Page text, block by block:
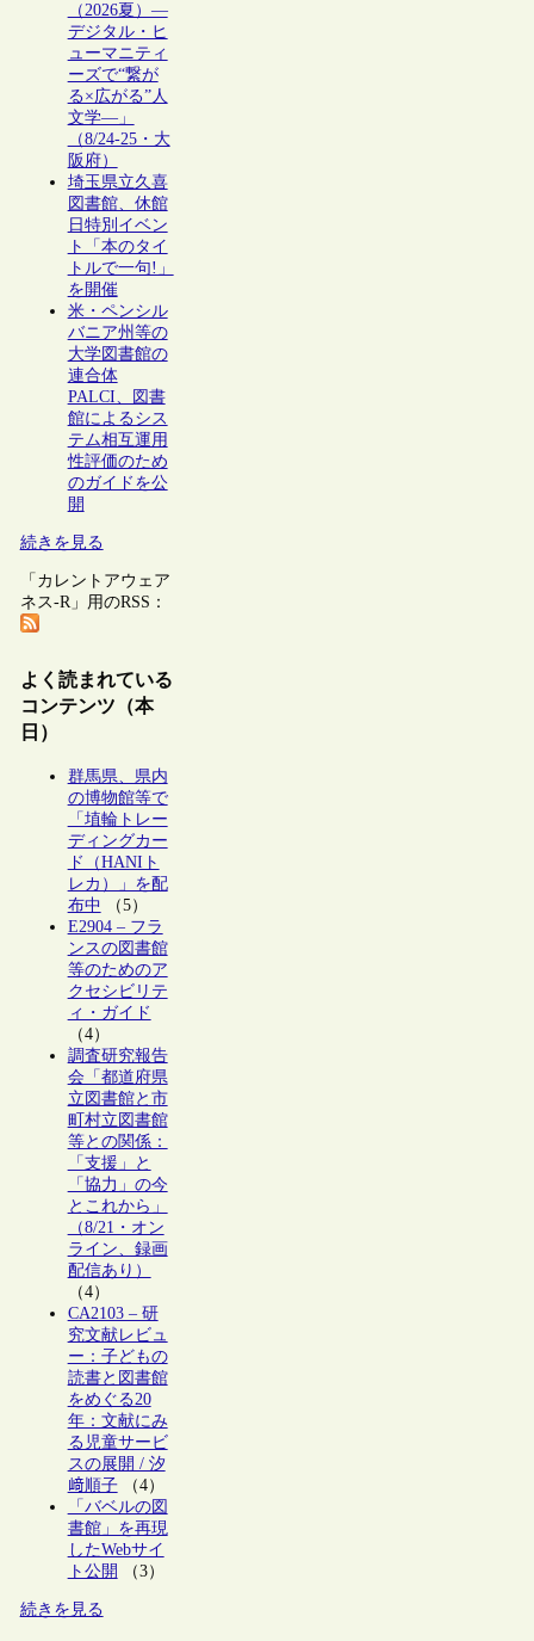
（2026夏）―
デジタル・ヒ
ューマニティ
ーズで“繋が
る×広がる”人
文学―」
（8/24-25・大
阪府）
埼玉県立久喜
図書館、休館
日特別イベン
ト「本のタイ
トルで一句!」
を開催
米・ペンシル
バニア州等の
大学図書館の
連合体
PALCI、図書
館によるシス
テム相互運用
性評価のため
のガイドを公
開
続きを見る
「カレントアウェア
ネス-R」用のRSS：
よく読まれている
コンテンツ（本
日）
群馬県、県内
の博物館等で
「埴輪トレー
ディングカー
ド（HANIト
レカ）」を配
布中 （5）
E2904 – フラ
ンスの図書館
等のためのア
クセシビリテ
ィ・ガイド
（4）
調査研究報告
会「都道府県
立図書館と市
町村立図書館
等との関係：
「支援」と
「協力」の今
とこれから」
（8/21・オン
ライン、録画
配信あり）
（4）
CA2103 – 研
究文献レビュ
ー：子どもの
読書と図書館
をめぐる20
年：文献にみ
る児童サービ
スの展開 / 汐
﨑順子（4）
「バベルの図
書館」を再現
したWebサイ
ト公開
（3）
続きを見る